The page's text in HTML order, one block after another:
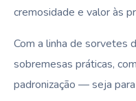
cremosidade e valor às
Com a linha de sorvetes
sobremesas práticas,
padronização — seja